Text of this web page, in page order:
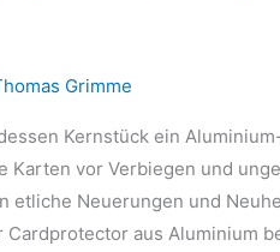
Grimme
Kernstück ein
Karten vor Verbiegen und
etliche Neuerungen und
aus Aluminium